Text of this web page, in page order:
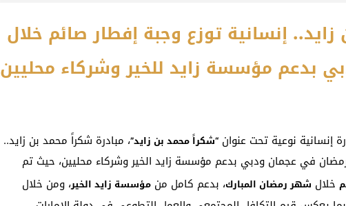
.. إنسانية توزع وجبة إفطار صائم خلال
بدعم مؤسسة زايد للخيروشركاء محليين
إنسانية نوعية تحت عنوان “شكراً محمد بن زايد”، مبادرة شكراً محمد بن زايد..
في عجمان ودبي بدعم مؤسسة زايد الخير وشركاء محليين، حيث تم
خلال شهر رمضان المبارك، بدعم كامل من مؤسسة زايد الخير، ومن خلال